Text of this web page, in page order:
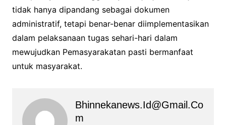
tidak hanya dipandang sebagai dokumen
administratif, tetapi benar-benar diimplementasikan
dalam pelaksanaan tugas sehari-hari dalam
mewujudkan Pemasyarakatan pasti bermanfaat
untuk masyarakat.
Bhinnekanews.id@gmail.co
M